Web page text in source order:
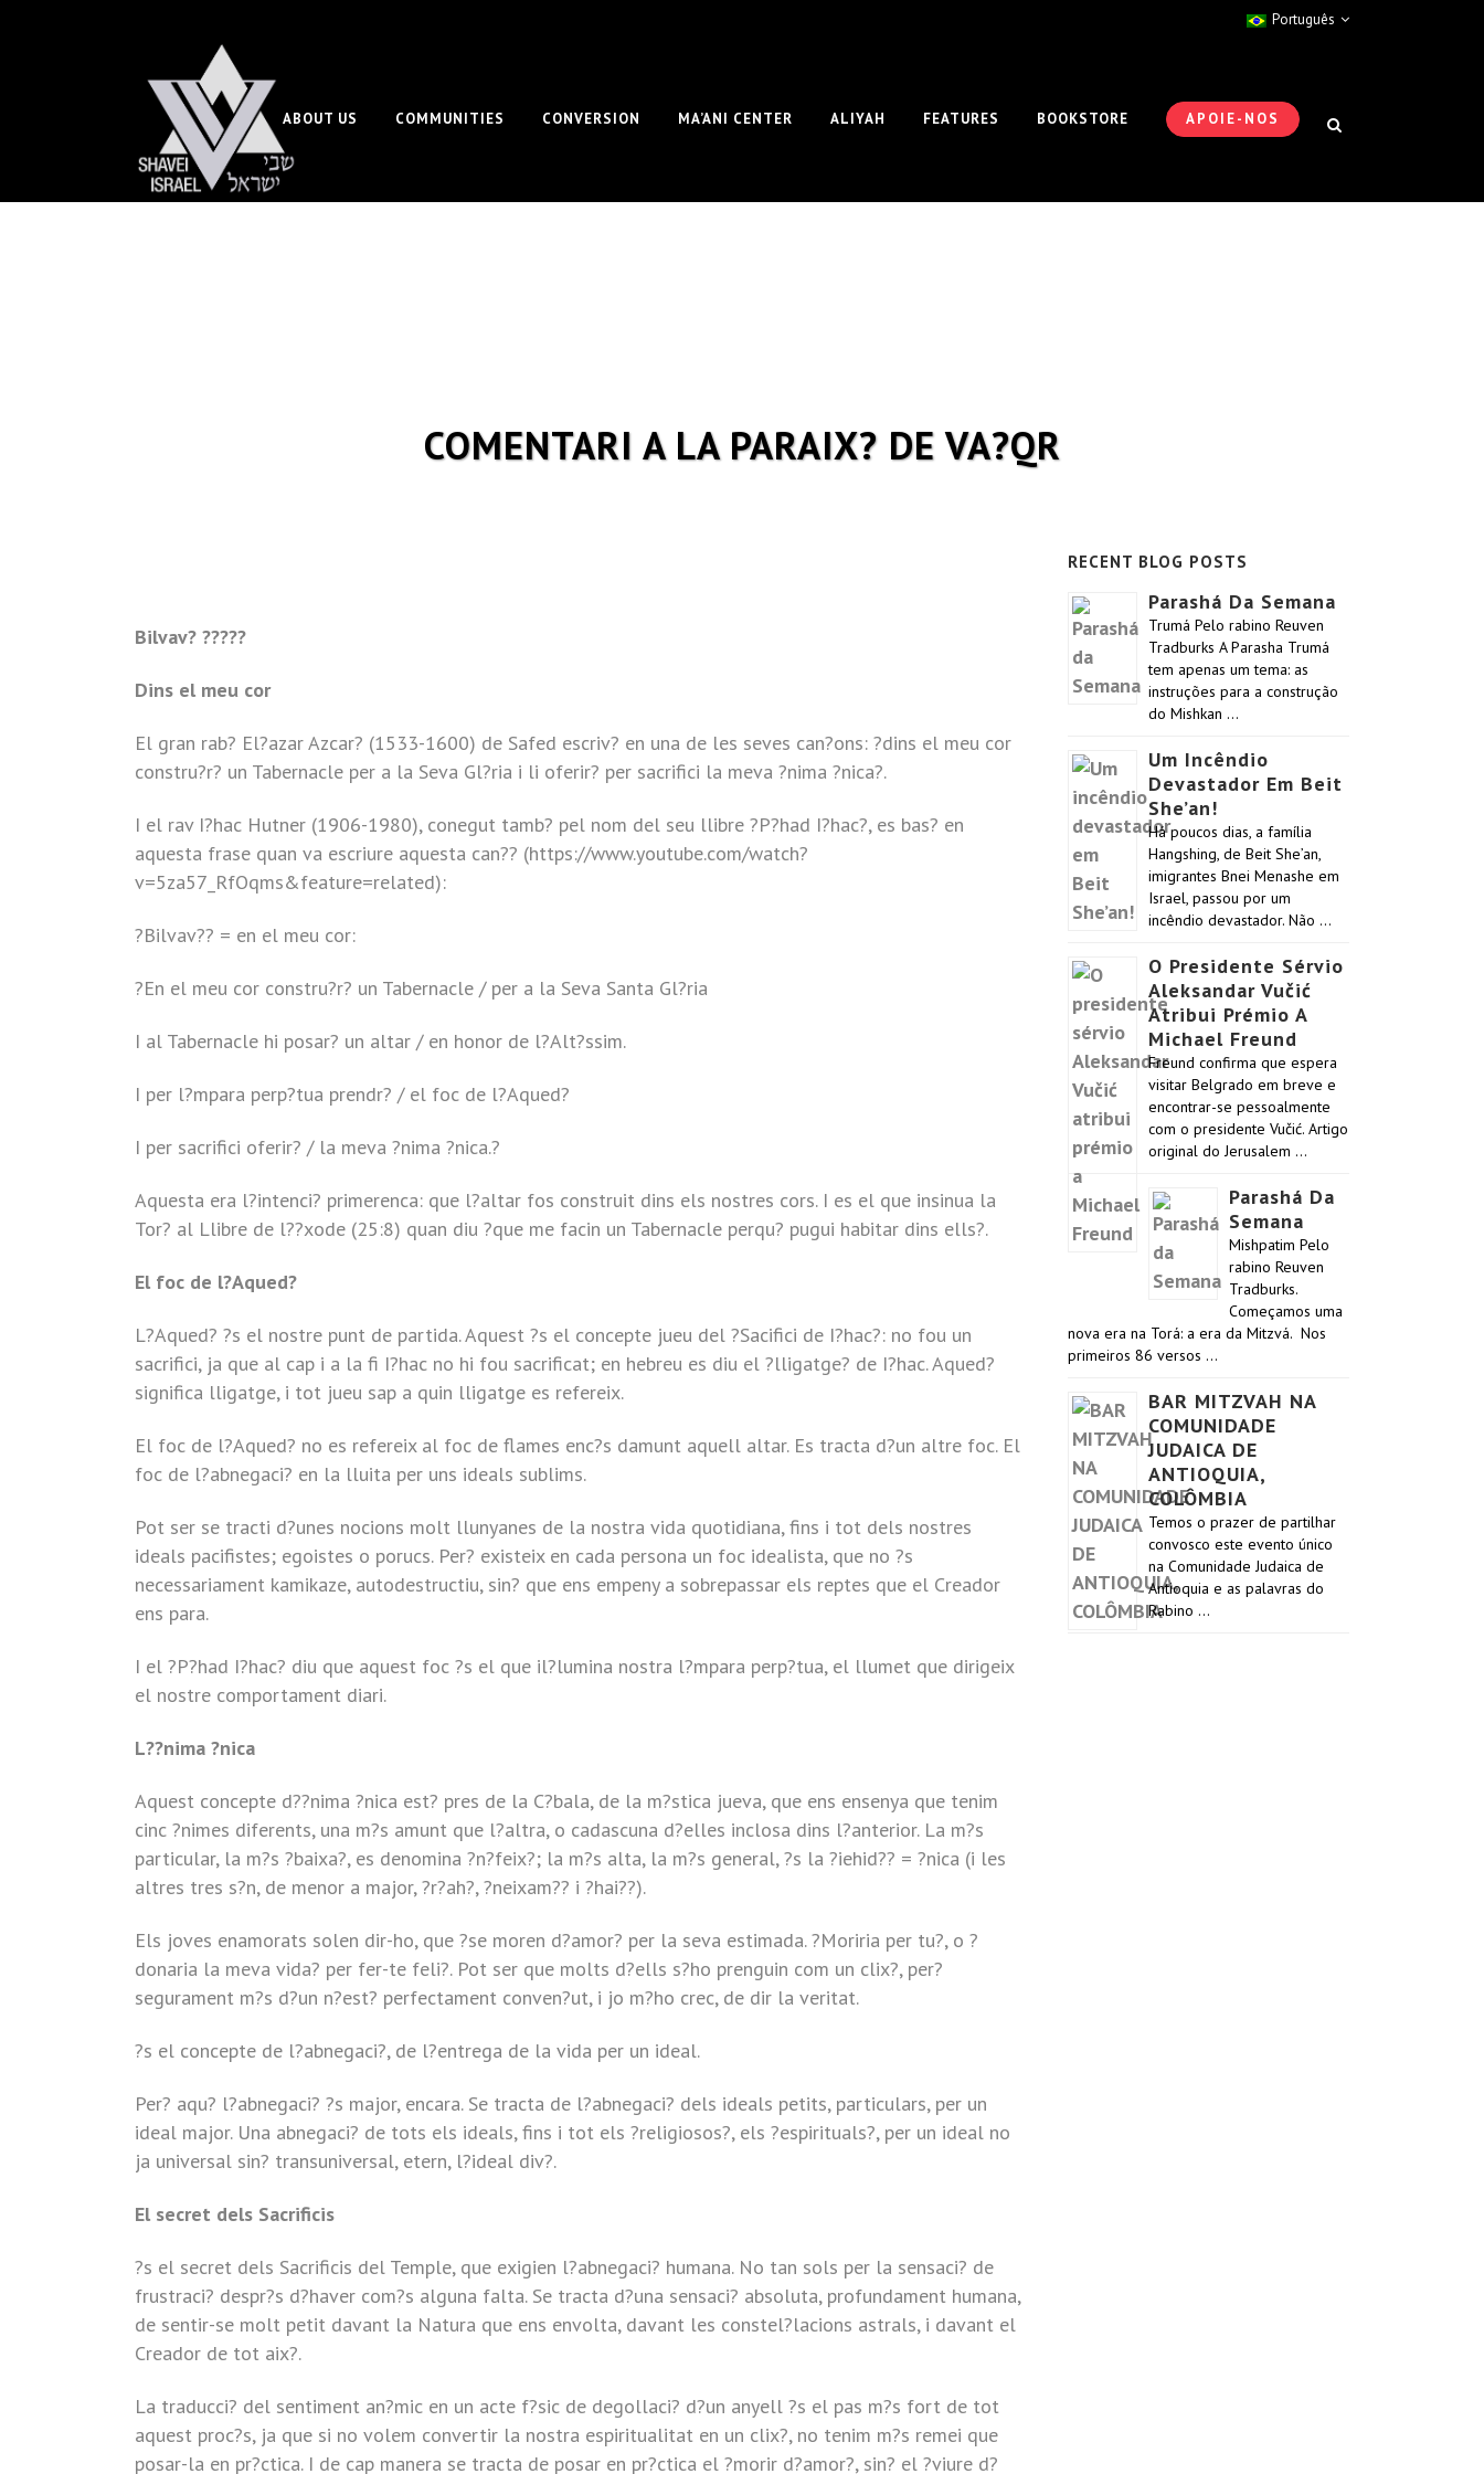
Português
APOIE-NOS
ABOUT US COMMUNITIES CONVERSION MA’ANI CENTER ALIYAH FEATURES BOOKSTORE
COMENTARI A LA PARAIX? DE VA?QR
Bilvav? ?????
Dins el meu cor
El gran rab? El?azar Azcar? (1533-1600) de Safed escriv? en una de les seves can?ons: ?dins el meu cor
constru?r? un Tabernacle per a la Seva Gl?ria i li oferir? per sacrifici la meva ?nima ?nica?.
I el rav I?hac Hutner (1906-1980), conegut tamb? pel nom del seu llibre ?P?had I?hac?, es bas? en
aquesta frase quan va escriure aquesta can?? (https://www.youtube.com/watch?
v=5za57_RfOqms&feature=related):
?Bilvav?? = en el meu cor:
?En el meu cor constru?r? un Tabernacle / per a la Seva Santa Gl?ria
I al Tabernacle hi posar? un altar / en honor de l?Alt?ssim.
I per l?mpara perp?tua prendr? / el foc de l?Aqued?
I per sacrifici oferir? / la meva ?nima ?nica.?
Aquesta era l?intenci? primerenca: que l?altar fos construit dins els nostres cors. I es el que insinua la
Tor? al Llibre de l??xode (25:8) quan diu ?que me facin un Tabernacle perqu? pugui habitar dins ells?.
El foc de l?Aqued?
L?Aqued? ?s el nostre punt de partida. Aquest ?s el concepte jueu del ?Sacifici de I?hac?: no fou un
sacrifici, ja que al cap i a la fi I?hac no hi fou sacrificat; en hebreu es diu el ?lligatge? de I?hac. Aqued?
significa lligatge, i tot jueu sap a quin lligatge es refereix.
El foc de l?Aqued? no es refereix al foc de flames enc?s damunt aquell altar. Es tracta d?un altre foc. El
foc de l?abnegaci? en la lluita per uns ideals sublims.
Pot ser se tracti d?unes nocions molt llunyanes de la nostra vida quotidiana, fins i tot dels nostres
ideals pacifistes; egoistes o porucs. Per? existeix en cada persona un foc idealista, que no ?s
necessariament kamikaze, autodestructiu, sin? que ens empeny a sobrepassar els reptes que el Creador
ens para.
I el ?P?had I?hac? diu que aquest foc ?s el que il?lumina nostra l?mpara perp?tua, el llumet que dirigeix
el nostre comportament diari.
L??nima ?nica
Aquest concepte d??nima ?nica est? pres de la C?bala, de la m?stica jueva, que ens ensenya que tenim
cinc ?nimes diferents, una m?s amunt que l?altra, o cadascuna d?elles inclosa dins l?anterior. La m?s
particular, la m?s ?baixa?, es denomina ?n?feix?; la m?s alta, la m?s general, ?s la ?iehid?? = ?nica (i les
altres tres s?n, de menor a major, ?r?ah?, ?neixam?? i ?hai??).
Els joves enamorats solen dir-ho, que ?se moren d?amor? per la seva estimada. ?Moriria per tu?, o ?
donaria la meva vida? per fer-te feli?. Pot ser que molts d?ells s?ho prenguin com un clix?, per?
segurament m?s d?un n?est? perfectament conven?ut, i jo m?ho crec, de dir la veritat.
?s el concepte de l?abnegaci?, de l?entrega de la vida per un ideal.
Per? aqu? l?abnegaci? ?s major, encara. Se tracta de l?abnegaci? dels ideals petits, particulars, per un
ideal major. Una abnegaci? de tots els ideals, fins i tot els ?religiosos?, els ?espirituals?, per un ideal no
ja universal sin? transuniversal, etern, l?ideal div?.
El secret dels Sacrificis
?s el secret dels Sacrificis del Temple, que exigien l?abnegaci? humana. No tan sols per la sensaci? de
frustraci? despr?s d?haver com?s alguna falta. Se tracta d?una sensaci? absoluta, profundament humana,
de sentir-se molt petit davant la Natura que ens envolta, davant les constel?lacions astrals, i davant el
Creador de tot aix?.
La traducci? del sentiment an?mic en un acte f?sic de degollaci? d?un anyell ?s el pas m?s fort de tot
aquest proc?s, ja que si no volem convertir la nostra espiritualitat en un clix?, no tenim m?s remei que
posar-la en pr?ctica. I de cap manera se tracta de posar en pr?ctica el ?morir d?amor?, sin? el ?viure d?
RECENT BLOG POSTS
Parashá Da Semana
Trumá Pelo rabino Reuven
Tradburks A Parasha Trumá
tem apenas um tema: as
instruções para a construção
do Mishkan …
Um Incêndio
Devastador Em Beit
She’an!
Há poucos dias, a família
Hangshing, de Beit She’an,
imigrantes Bnei Menashe em
Israel, passou por um
incêndio devastador. Não …
O Presidente Sérvio
Aleksandar Vučić
Atribui Prémio A
Michael Freund
Freund confirma que espera
visitar Belgrado em breve e
encontrar-se pessoalmente
com o presidente Vučić. Artigo
original do Jerusalem …
Parashá Da
Semana
Mishpatim Pelo
rabino Reuven
Tradburks.
Começamos uma
nova era na Torá: a era da Mitzvá. Nos
primeiros 86 versos …
BAR MITZVAH NA
COMUNIDADE
JUDAICA DE
ANTIOQUIA,
COLÔMBIA
Temos o prazer de partilhar
convosco este evento único
na Comunidade Judaica de
Antioquia e as palavras do
Rabino …